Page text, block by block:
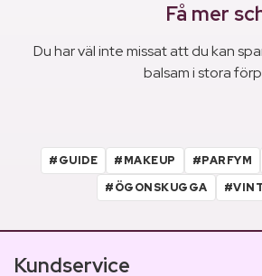
Få mer
Du har väl inte missat att du kan
balsam i stora
#GUIDE #MAKEUP #PARFYM
#ÖGONSKUGGA
Kundservice